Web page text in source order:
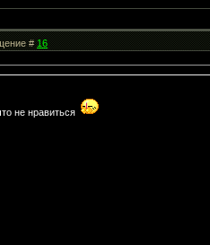
#16
не нравиться